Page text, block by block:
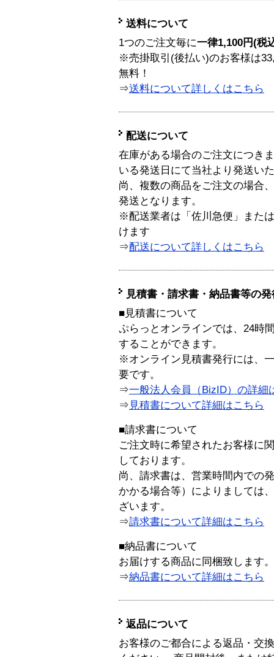
送料について
1つのご注文毎に一律1,100円(税
※売掛取引(後払い)のお客様は
無料！
⇒送料について詳しくはこちら
配送について
在庫がある場合のご注文につき
いる発送日にて当社より発送い
尚、複数の商品をご注文の場合
発送となります。
※配送業者は「佐川急便」また
けます
⇒配送について詳しくはこちら
見積書・請求書・納品書等の
■見積書について
ぷらっとオンラインでは、24時
することができます。
※オンライン見積書発行には、
要です。
⇒一般法人会員（BizID）の詳細
⇒ 見積書について詳細はこちら
■請求書について
ご注文時に希望されたお客様に
しております。
尚、請求書は、営業時間内での
かかる場合等）によりましては
ざいます。
⇒請求書について詳細はこちら
■納品書について
お届けする商品に同梱致します。
⇒納品書について詳細はこちら
返品について
お客様のご都合による返品・交